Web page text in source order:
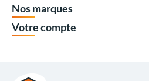
Nos marques
Votre compte